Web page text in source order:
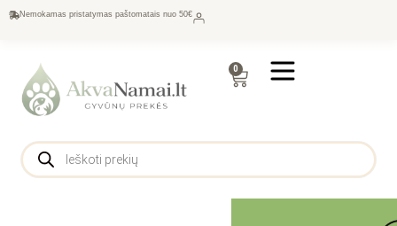
Nemokamas pristatymas paštomatais nuo 50€
0